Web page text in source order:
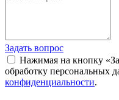
Задать вопрос
Нажимая на кнопку
обработку персональных
конфиденциальности.